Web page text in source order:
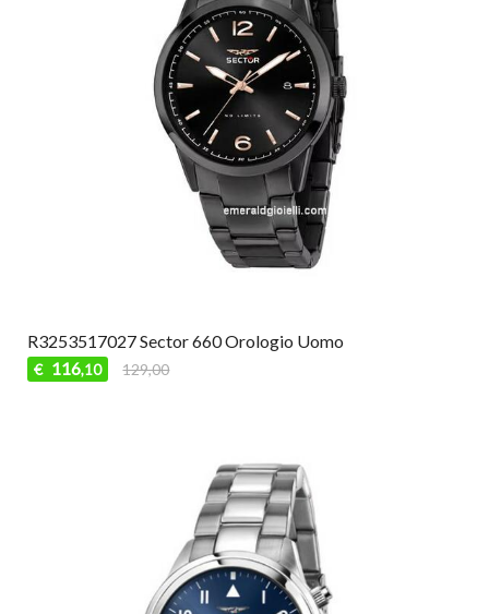
R3253517027 Sector 660 Orologio Uomo
€ 116,10 129,00